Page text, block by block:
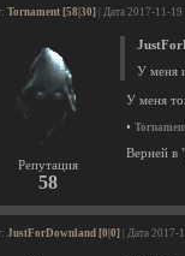
Tornament [58|30] | Дата 2017-11-
Репутация
58
У меня
У меня
•
Верней в
JustForDownland [0|0] | Дата